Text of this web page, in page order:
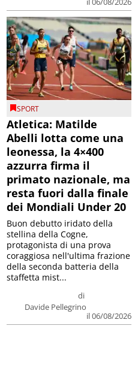
SPORT
Atletica: Matilde
Abelli lotta come una
leonessa, la 4×400
azzurra firma il
primato nazionale, ma
resta fuori dalla finale
dei Mondiali Under 20
di
Davide Pellegrino
il 06/08/2026
Buon debutto iridato della
stellina della Cogne,
protagonista di una prova
coraggiosa nell'ultima frazione
della seconda batteria della
staffetta mist...